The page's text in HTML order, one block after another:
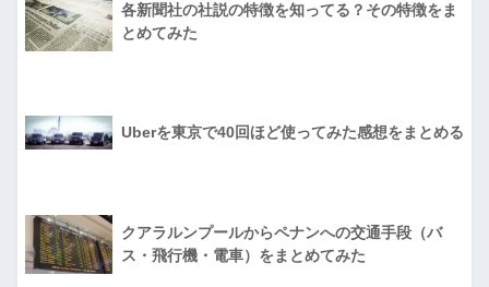
各新聞社の社説の特徴を知ってる？その特徴をま
とめてみた
Uberを東京で40回ほど使ってみた感想をまとめる
クアラルンプールからペナンへの交通手段（バ
ス・飛行機・電車）をまとめてみた